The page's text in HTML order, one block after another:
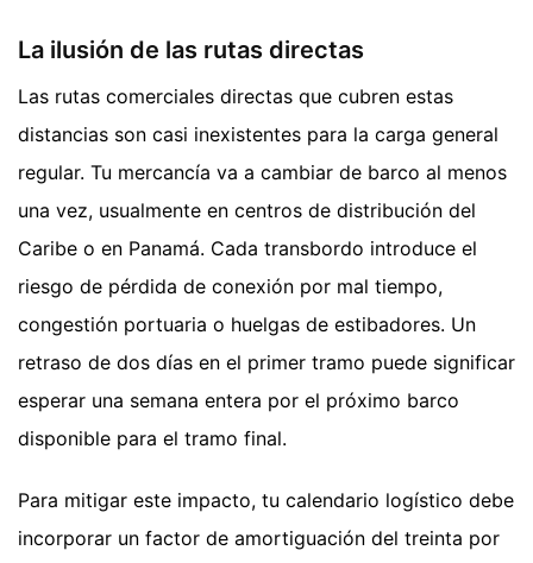
La ilusión de las rutas directas
Las rutas comerciales directas que cubren estas
distancias son casi inexistentes para la carga general
regular. Tu mercancía va a cambiar de barco al menos
una vez, usualmente en centros de distribución del
Caribe o en Panamá. Cada transbordo introduce el
riesgo de pérdida de conexión por mal tiempo,
congestión portuaria o huelgas de estibadores. Un
retraso de dos días en el primer tramo puede significar
esperar una semana entera por el próximo barco
disponible para el tramo final.
Para mitigar este impacto, tu calendario logístico debe
incorporar un factor de amortiguación del treinta por